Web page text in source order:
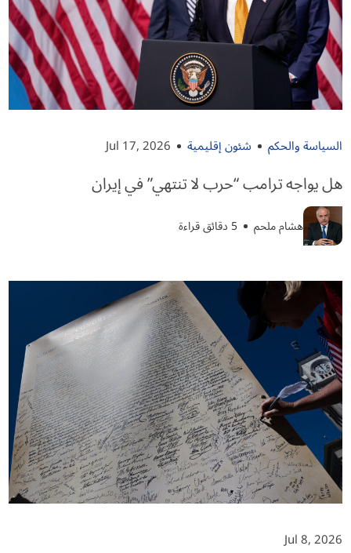
السياسة والحكم شئون إقليمية Jul 17, 2026
هل يواجه ترامب “حرب لا تنتهي” في إيران
هشام ملحم 5 دقائق قراءة
Jul 8, 2026